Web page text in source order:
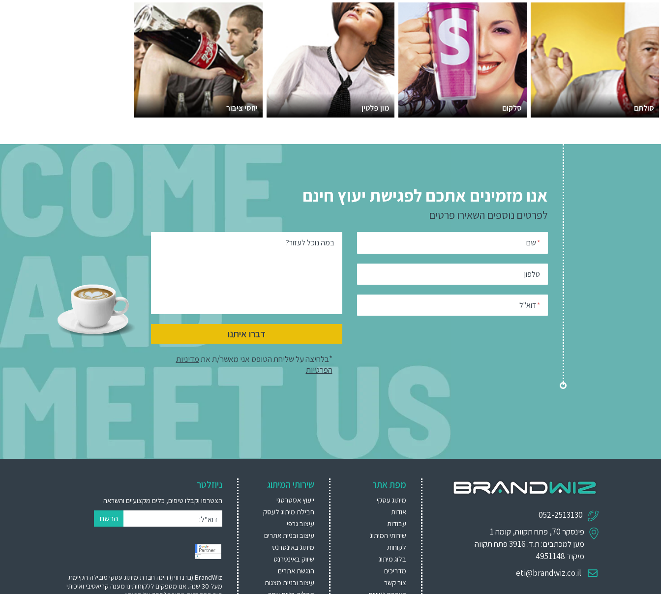
סולתם סלקום מון פלטין יחסי ציבור
אנו מזמינים אתכם לפגישת יעוץ חינם
לפרטים נוספים השאירו פרטים
* שם
טלפון
*דוא"ל
במה נוכל לעזור?
דברו איתנו
*בלחיצה על שליחת הטופס אני מאשר/ת אתמדיניות
הפרטיות
052-2513130
פינסקר 70, פתח תקווה, קומה 1
מען למכתבים: ת.ד. 3916 פתח תקווה
מיקוד 4951148
eti@brandwiz.co.il
מפת אתר
מיתוג עסקי
אודות
עבודות
שירותי המיתוג
לקוחות
בלוג מיתוג
מדריכים
צור קשר
שירותי המיתוג
ייעוץ אסטרטגי
חבילת מיתוג לעסק
עיצוב גרפי
עיצוב ובניית אתרים
מיתוג באינטרנט
שיווק באינטרנט
הנגשת אתרים
עיצוב ובניית מצגות
ניוזלטר
הצטרפו וקבלו טיפים, כלים מקצועיים והשראה
דוא"ל: הרשם
BrandWiz (ברנדוויז) הינה חברת מיתוג עסקי מובילה הקיימת
מעל 30 שנה. אנו מספקים ללקוחותינו מענה קריאטיבי ואיכותי